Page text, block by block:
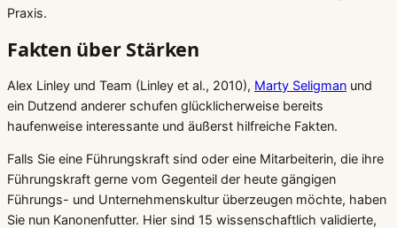
Praxis.
Fakten über Stärken
Alex Linley und Team (Linley et al., 2010), Marty Seligman und
ein Dutzend anderer schufen glücklicherweise bereits
haufenweise interessante und äußerst hilfreiche Fakten.
Falls Sie eine Führungskraft sind oder eine Mitarbeiterin, die ihre
Führungskraft gerne vom Gegenteil der heute gängigen
Führungs- und Unternehmenskultur überzeugen möchte, haben
Sie nun Kanonenfutter. Hier sind 15 wissenschaftlich validierte,